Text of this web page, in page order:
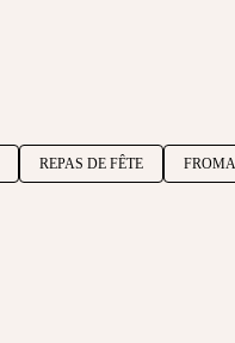
REPAS DE FÊTE